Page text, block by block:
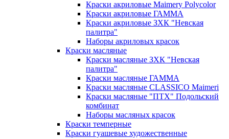
Краски акриловые Maimery Polycolor
Краски акриловые ГАММА
Краски акриловые ЗХК "Невская
палитра"
Наборы акриловых красок
Краски масляные
Краски масляные ЗХК "Невская
палитра"
Краски масляные ГАММА
Краски масляные CLASSICO Maimeri
Краски масляные "ПТХ" Подольский
комбинат
Наборы масляных красок
Краски темперные
Краски гуашевые художественные